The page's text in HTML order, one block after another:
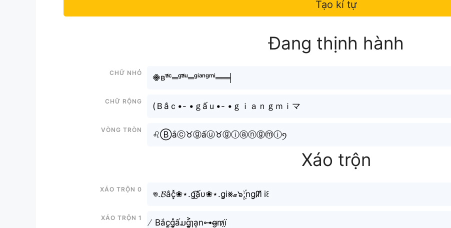
Tạo kí tự
Đang thịnh hành
Chữ nhỏ
𖠁ʙᵃ̆́ᶜ═ᵍᵃ̂́ᵘ═ᵍⁱᵃⁿᵍᵐⁱ══╡
Chữ rộng
(Ｂắｃ•- •ｇấｕ•- •ｇｉａｎｇｍｉマ
Vòng tròn
♌︎Ⓑắⓒ♉︎ⓖấⓤ♉︎ⓖⓘⓐⓝⓖⓜⓘꪆ
Xáo trộn
Xáo trộn 0
𖦹.𝓑ắc͓̽❀⋆.g͜͡ấυ❀⋆.g̬̤̯i⨳𝒶๖ۣۜ;ng͙ᗰ̸ i꒰
Xáo trộn 1
̸ Bắc͚g͓̽ấມg͎͍͐ɿa͙n⊶g̶m̷ï̤